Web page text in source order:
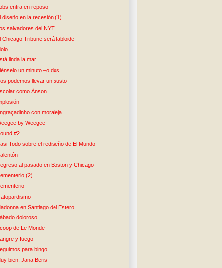
entra en reposo
diseño en la recesión (1)
salvadores del NYT
Chicago Tribune será tabloide
linda la mar
un minuto –o dos
podemos llevar un susto
como Ánson
con moraleja
by Weegee
#2
Todo sobre el rediseño de El Mundo
al pasado en Boston y Chicago
(2)
en Santiago del Estero
doloroso
de Le Monde
y fuego
para bingo
bien, Jana Beris